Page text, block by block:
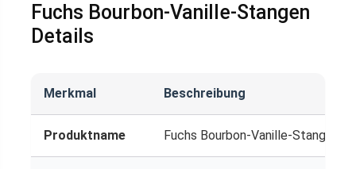
Fuchs Bourbon-Vanille-Stangen
Details
Merkmal Beschreibung
Produktname Fuchs Bourbon-Vanille-Stangen